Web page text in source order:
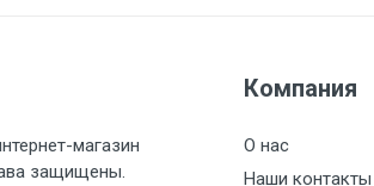
магазин
защищены.
Компания
О нас
Наши контакты